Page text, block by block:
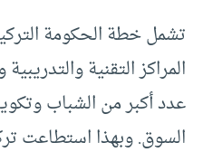
تشمل خطة الحكومة
المراكز التقنية
عدد أكبر من الشباب
السوق. وبهذا استطاعت